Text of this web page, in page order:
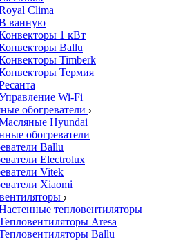
Clima
ванную
1 кВт
Ballu
Timberk
Термия
Wi-Fi
обогреватели
Hyundai
обогреватели
Ballu
Electrolux
Vitek
Xiaomi
тепловентиляторы
Aresa
Ballu